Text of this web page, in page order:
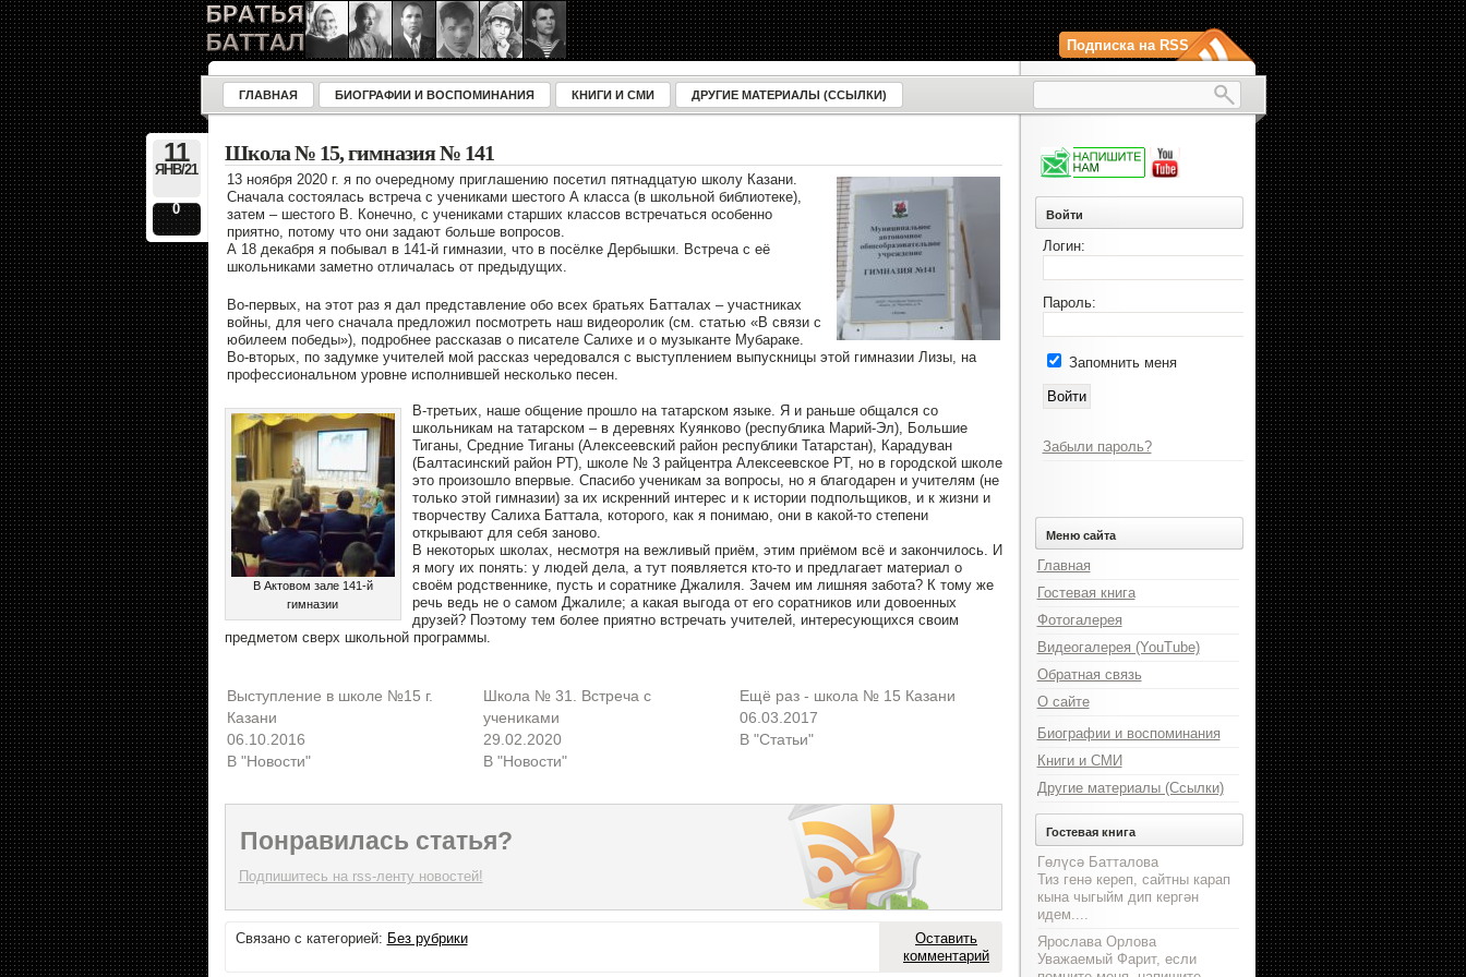
Подписка на RSS
ГЛАВНАЯ БИОГРАФИИ И ВОСПОМИНАНИЯ КНИГИ И СМИ ДРУГИЕ МАТЕРИАЛЫ (ССЫЛКИ)
11
ЯНВ/21
0
Школа № 15, гимназия № 141
13 ноября 2020 г. я по очередному приглашению посетил пятнадцатую школу Казани.
Сначала состоялась встреча с учениками шестого А класса (в школьной библиотеке),
затем – шестого В. Конечно, с учениками старших классов встречаться особенно
приятно, потому что они задают больше вопросов.
А 18 декабря я побывал в 141-й гимназии, что в посёлке Дербышки. Встреча с её
школьниками заметно отличалась от предыдущих.
Во-первых, на этот раз я дал представление обо всех братьях Батталах – участниках
войны, для чего сначала предложил посмотреть наш видеоролик (см. статью «В связи с
юбилеем победы»), подробнее рассказав о писателе Салихе и о музыканте Мубараке.
Во-вторых, по задумке учителей мой рассказ чередовался с выступлением выпускницы этой гимназии Лизы, на
профессиональном уровне исполнившей несколько песен.
В Актовом зале 141-й
гимназии
В-третьих, наше общение прошло на татарском языке. Я и раньше общался со
школьникам на татарском – в деревнях Куянково (республика Марий-Эл), Большие
Тиганы, Средние Тиганы (Алексеевский район республики Татарстан), Карадуван
(Балтасинский район РТ), школе № 3 райцентра Алексеевское РТ, но в городской школе
это произошло впервые. Спасибо ученикам за вопросы, но я благодарен и учителям (не
только этой гимназии) за их искренний интерес и к истории подпольщиков, и к жизни и
творчеству Салиха Баттала, которого, как я понимаю, они в какой-то степени
открывают для себя заново.
В некоторых школах, несмотря на вежливый приём, этим приёмом всё и закончилось. И
я могу их понять: у людей дела, а тут появляется кто-то и предлагает материал о
своём родственнике, пусть и соратнике Джалиля. Зачем им лишняя забота? К тому же
речь ведь не о самом Джалиле; а какая выгода от его соратников или довоенных
друзей? Поэтому тем более приятно встречать учителей, интересующихся своим
предметом сверх школьной программы.
Выступление в школе №15 г.
Казани
06.10.2016
В "Новости"
Школа № 31. Встреча с
учениками
29.02.2020
В "Новости"
Ещё раз - школа № 15 Казани
06.03.2017
В "Статьи"
Понравилась статья?
Подпишитесь на rss-ленту новостей!
Связано с категорией: Без рубрики
Оставить
комментарий
Войти
Логин:
Пароль:
Запомнить меня
Забыли пароль?
Меню сайта
Главная
Гостевая книга
Фотогалерея
Видеогалерея (YouTube)
Обратная связь
О сайте
Биографии и воспоминания
Книги и СМИ
Другие материалы (Ссылки)
Гостевая книга
Гөлүсә Батталова
Тиз генә кереп, сайтны карап
кына чыгыйм дип кергән
идем....
Ярослава Орлова
Уважаемый Фарит, если